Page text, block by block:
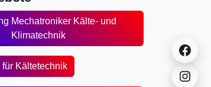
Mechatroniker Kälte- und
Klimatechnik
für Kältetechnik